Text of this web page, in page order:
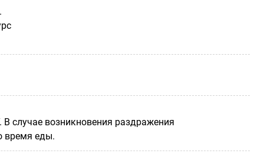
случае возникновения раздражения
время еды.